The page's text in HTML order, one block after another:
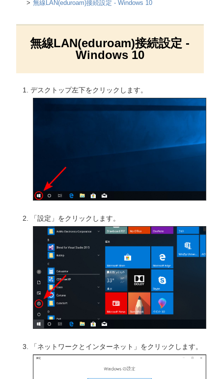
無線LAN(eduroam)接続設定 - Windows 10
無線LAN(eduroam)接続設定 -
Windows 10
デスクトップ左下をクリックします。
「設定」をクリックします。
「ネットワークとインターネット」をクリックします。